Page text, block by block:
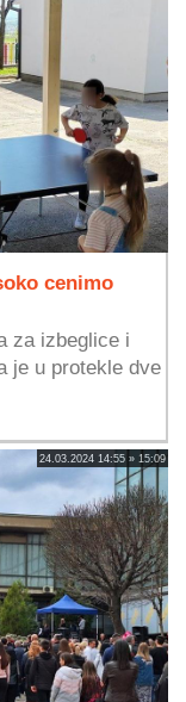
cenimo
za izbeglice i
je u protekle dve
24.03.2024 14:55 » 15:09